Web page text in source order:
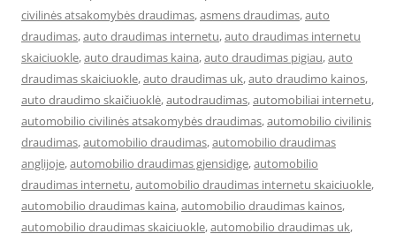
civilinės atsakomybės draudimas,asmens draudimas,auto
draudimas,auto draudimas internetu,auto draudimas internetu
skaiciuokle,auto draudimas kaina,auto draudimas pigiau,auto
draudimas skaiciuokle,auto draudimas uk,auto draudimo kainos,
auto draudimo skaičiuoklė,autodraudimas,automobiliai internetu,
automobilio civilinės atsakomybės draudimas,automobilio civilinis
draudimas,automobilio draudimas,automobilio draudimas
anglijoje,automobilio draudimas gjensidige,automobilio
draudimas internetu,automobilio draudimas internetu skaiciuokle,
automobilio draudimas kaina,automobilio draudimas kainos,
automobilio draudimas skaiciuokle,automobilio draudimas uk,